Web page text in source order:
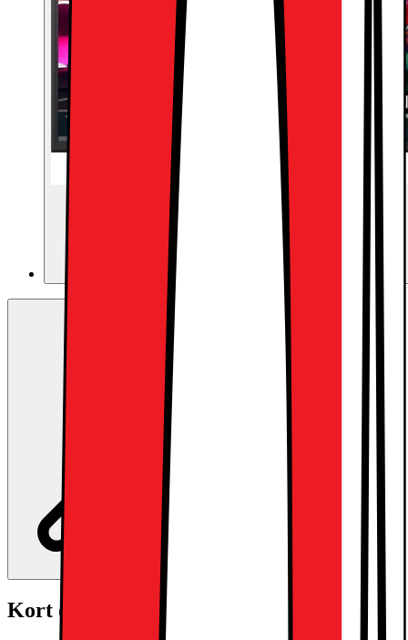
Kort om produkten